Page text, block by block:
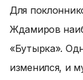
Для
Ждамиров
«Бутырка».
изменился, и